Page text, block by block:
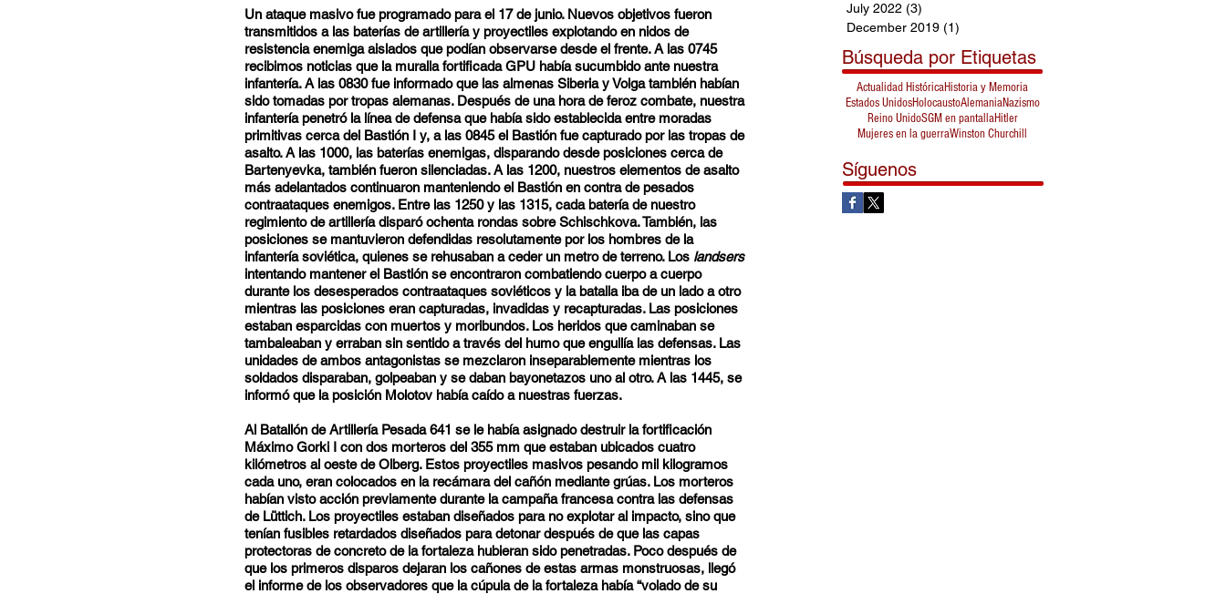
Un ataque masivo fue programado para el 17 de junio. Nuevos objetivos fueron
transmitidos a las baterías de artillería y proyectiles explotando en nidos de
resistencia enemiga aislados que podían observarse desde el frente. A las 0745
recibimos noticias que la muralla fortificada GPU había sucumbido ante nuestra
infantería. A las 0830 fue informado que las almenas Siberia y Volga también habían
sido tomadas por tropas alemanas. Después de una hora de feroz combate, nuestra
infantería penetró la línea de defensa que había sido establecida entre moradas
primitivas cerca del Bastión I y, a las 0845 el Bastión fue capturado por las tropas de
asalto. A las 1000, las baterías enemigas, disparando desde posiciones cerca de
Bartenyevka, también fueron silenciadas. A las 1200, nuestros elementos de asalto
más adelantados continuaron manteniendo el Bastión en contra de pesados
contraataques enemigos. Entre las 1250 y las 1315, cada batería de nuestro
regimiento de artillería disparó ochenta rondas sobre Schischkova. También, las
posiciones se mantuvieron defendidas resolutamente por los hombres de la
infantería soviética, quienes se rehusaban a ceder un metro de terreno. Los landsers
intentando mantener el Bastión se encontraron combatiendo cuerpo a cuerpo
durante los desesperados contraataques soviéticos y la batalla iba de un lado a otro
mientras las posiciones eran capturadas, invadidas y recapturadas. Las posiciones
estaban esparcidas con muertos y moribundos. Los heridos que caminaban se
tambaleaban y erraban sin sentido a través del humo que engullía las defensas. Las
unidades de ambos antagonistas se mezclaron inseparablemente mientras los
soldados disparaban, golpeaban y se daban bayonetazos uno al otro. A las 1445, se
informó que la posición Molotov había caído a nuestras fuerzas.
Al Batallón de Artillería Pesada 641 se le había asignado destruir la fortificación
Máximo Gorki I con dos morteros del 355 mm que estaban ubicados cuatro
kilómetros al oeste de Olberg. Estos proyectiles masivos pesando mil kilogramos
cada uno, eran colocados en la recámara del cañón mediante grúas. Los morteros
habían visto acción previamente durante la campaña francesa contra las defensas
de Lüttich. Los proyectiles estaban diseñados para no explotar al impacto, sino que
tenían fusibles retardados diseñados para detonar después de que las capas
protectoras de concreto de la fortaleza hubieran sido penetradas. Poco después de
que los primeros disparos dejaran los cañones de estas armas monstruosas, llegó
el informe de los observadores que la cúpula de la fortaleza había “volado de su
July 2022 (3)
December 2019 (1)
Búsqueda por Etiquetas
Actualidad HistóricaHistoria y Memoria
Estados UnidosHolocaustoAlemaniaNazismo
Reino UnidoSGM en pantallaHitler
Mujeres en la guerraWinston Churchill
Síguenos